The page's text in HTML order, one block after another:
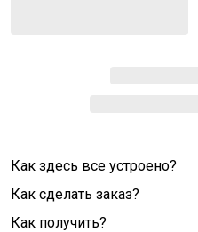
Как здесь все устроено?
Как сделать заказ?
Как получить?